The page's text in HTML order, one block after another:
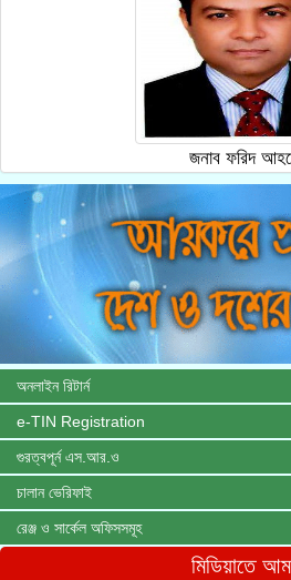
জনাব ফরিদ
অনলাইন রিটার্ন
e-TIN Registration
গুরত্বপূর্ন এস.আর.ও
চালান ভেরিফাই
রেঞ্জ ও সার্কেল অফিসসমূহ
মিডিয়াতে